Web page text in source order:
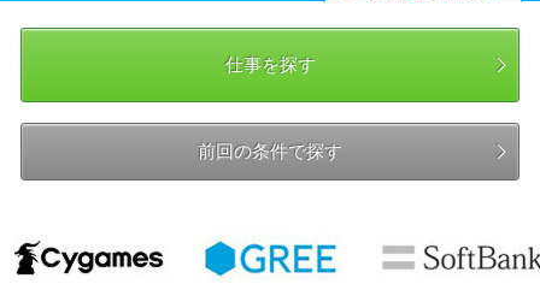
仕事を探す
前回の条件で探す